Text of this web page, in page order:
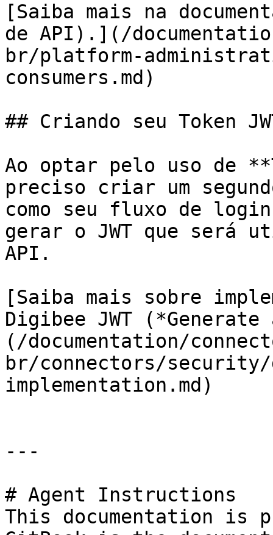
[Saiba mais na
de API).](/
br/platform-
consumers.md)
## Criando seu Token
Ao optar pelo uso de
preciso criar um
como seu fluxo de
gerar o JWT que será
API.
[Saiba mais sobre
Digibee JWT
(/documentation/
br/connectors/
implementation.md)
---
# Agent Instructions
This documentation is